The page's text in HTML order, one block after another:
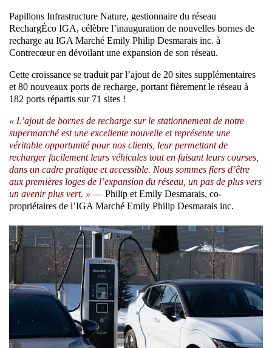
Papillons Infrastructure Nature, gestionnaire du réseau
RechargÉco IGA, célèbre l’inauguration de nouvelles bornes de
recharge au IGA Marché Emily Philip Desmarais inc. à
Contrecœur en dévoilant une expansion de son réseau.
Cette croissance se traduit par l’ajout de 20 sites supplémentaires
et 80 nouveaux ports de recharge, portant fièrement le réseau à
182 ports répartis sur 71 sites !
« L’ajout de bornes de recharge sur le stationnement de notre
supermarché est une excellente nouvelle et représente une
véritable opportunité pour nos clients, leur permettant de
recharger facilement leurs véhicules tout en faisant leurs courses,
dans un cadre pratique et accessible. Nous sommes fiers d’être
aux premières loges de l’expansion du réseau, un pas de plus vers
un avenir plus vert. » — Philip et Emily Desmarais, co-
propriétaires de l’IGA Marché Emily Philip Desmarais inc.